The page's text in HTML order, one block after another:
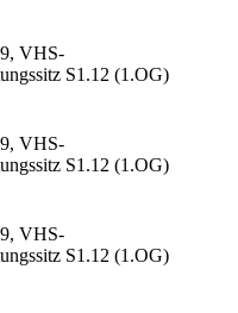
VHS-
S1.12 (1.OG)
VHS-
S1.12 (1.OG)
VHS-
S1.12 (1.OG)